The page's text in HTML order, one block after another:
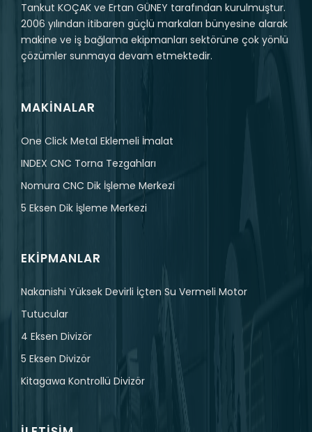
Tankut KOÇAK ve Ertan GÜNEY tarafından kurulmuştur.
2006 yılından itibaren güçlü markaları bünyesine alarak
makine ve iş bağlama ekipmanları sektörüne çok yönlü
çözümler sunmaya devam etmektedir.
MAKINALAR
One Click Metal Eklemeli İmalat
INDEX CNC Torna Tezgahları
Nomura CNC Dik İşleme Merkezi
5 Eksen Dik İşleme Merkezi
EKIPMANLAR
Nakanishi Yüksek Devirli İçten Su Vermeli Motor
Tutucular
4 Eksen Divizör
5 Eksen Divizör
Kitagawa Kontrollü Divizör